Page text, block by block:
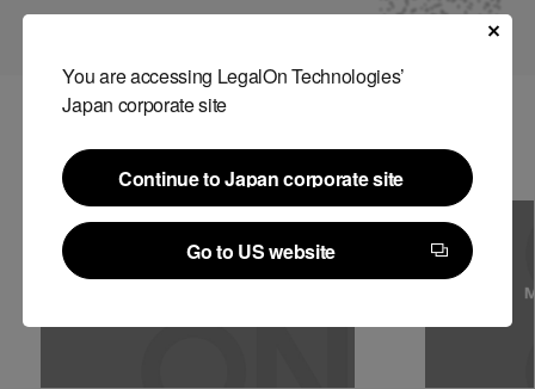
You are accessing LegalOn Technologies’
Japan corporate site
Continue to Japan corporate site
Continue to Japan corporate site
Go to US website
Go to US website
関連記事